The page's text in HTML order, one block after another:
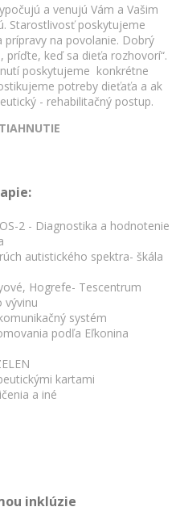
a venujú Vám a Vašim
Starostlivosť poskytujeme
na povolanie. Dobrý
príďte, keď sa dieťa rozhovorí“.
poskytujeme konkrétne
potreby dieťaťa a ak
- rehabilitačný postup.
2 - Diagnostika a hodnotenie
autistického spektra- škála
Hogrefe- Tescentrum
vývinu
systém
podľa Eľkonina
kartami
a iné
inklúzie